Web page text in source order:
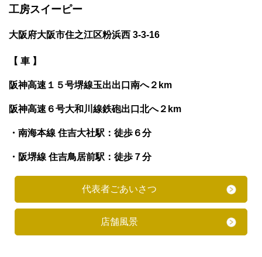
工房スイーピー
大阪府大阪市住之江区粉浜西 3-3-16
【 車 】
阪神高速１５号堺線玉出出口南へ２km
阪神高速６号大和川線鉄砲出口北へ２km
・南海本線 住吉大社駅：徒歩６分
・阪堺線 住吉鳥居前駅：徒歩７分
代表者ごあいさつ
店舗風景